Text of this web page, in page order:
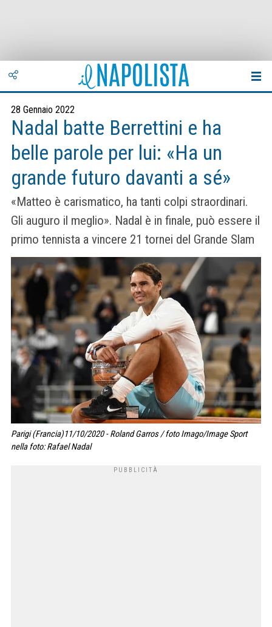
28 Gennaio 2022
Nadal batte Berrettini e ha
belle parole per lui: «Ha un
grande futuro davanti a sé»
«Matteo è carismatico, ha tanti colpi straordinari.
Gli auguro il meglio». Nadal è in finale, può essere il
primo tennista a vincere 21 tornei del Grande Slam
Parigi (Francia)11/10/2020 - Roland Garros / foto Imago/Image Sport
nella foto: Rafael Nadal